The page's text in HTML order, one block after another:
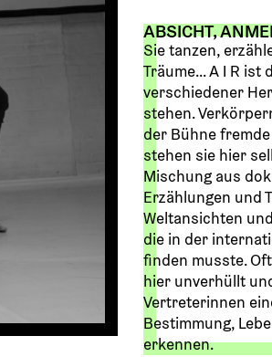
ABSICHT,
Sie tanzen,
Träume... A I R
verschiedener
stehen.
der Bühne
stehen sie hier
Mischung aus
Erzählungen und
Weltansichten
die in der
finden musste.
hier unverhüllt
Vertreterinnen
Bestimmung,
erkennen.